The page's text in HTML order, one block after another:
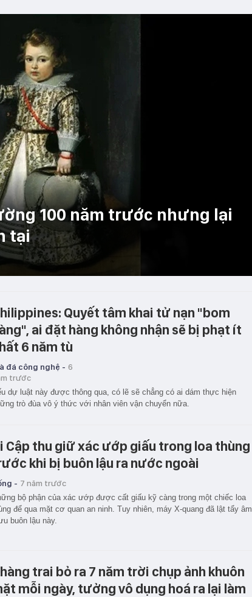
100 năm trước nhưng lại
tại
Quyết tâm khai tử nạn "bom
ai đặt hàng không nhận sẽ bị phạt ít
6 năm tù
đá công nghệ - 6
trước
dự luật này được thông qua, có lẽ sẽ chẳng có ai dám thực hiện
trò đùa vô ý thức với nhân viên vận chuyển nữa.
Cập thu giữ xác ướp giấu trong loa thùng
khi bị buôn lậu ra nước ngoài
- 7 năm trước
bộ phận của xác ướp được cất giấu kỹ càng trong một chiếc loa
để qua mặt cơ quan an ninh. Tuy nhiên, máy X-quang đã lật tẩy âm
buôn lậu này.
trai bỏ ra 7 năm trời chụp ảnh khuôn
mỗi ngày, tưởng vô dụng hoá ra lại làm